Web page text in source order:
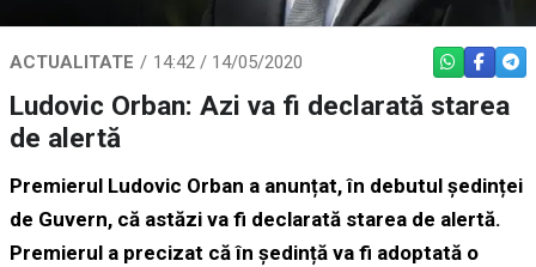
ACTUALITATE 14:42 / 14/05/2020 WHATSAPP
Ludovic Orban: Azi va fi declarată starea
de alertă
Premierul Ludovic Orban a anunțat, în debutul ședinței
de Guvern, că astăzi va fi declarată starea de alertă.
Premierul a precizat că în ședință va fi adoptată o